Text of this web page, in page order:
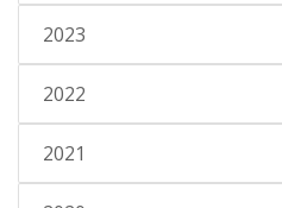
2023
2022
2021